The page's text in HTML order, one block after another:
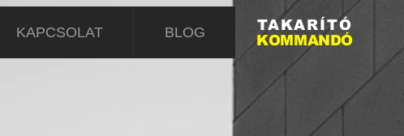
KAPCSOLAT BLOG
TAKARÍTÓ
KOMMANDÓ